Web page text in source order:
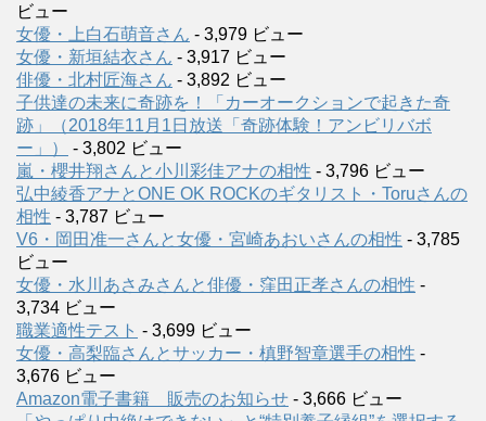
ビュー
女優・上白石萌音さん - 3,979 ビュー
女優・新垣結衣さん - 3,917 ビュー
俳優・北村匠海さん - 3,892 ビュー
子供達の未来に奇跡を！「カーオークションで起きた奇
跡」（2018年11月1日放送「奇跡体験！アンビリバボ
ー」）
- 3,802 ビュー
嵐・櫻井翔さんと小川彩佳アナの相性 - 3,796 ビュー
弘中綾香アナとONE OK ROCKのギタリスト・Toruさんの
相性 - 3,787 ビュー
V6・岡田准一さんと女優・宮崎あおいさんの相性 - 3,785
ビュー
女優・水川あさみさんと俳優・窪田正孝さんの相性 -
3,734 ビュー
職業適性テスト - 3,699 ビュー
女優・高梨臨さんとサッカー・槙野智章選手の相性 -
3,676 ビュー
Amazon電子書籍 販売のお知らせ - 3,666 ビュー